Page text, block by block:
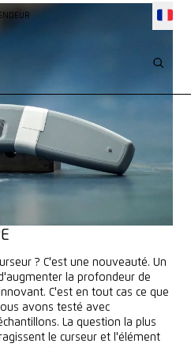
? C'est une nouveauté. Un
la profondeur de
C'est en tout cas ce que
avons testé avec
La question la plus
le curseur et l'élément